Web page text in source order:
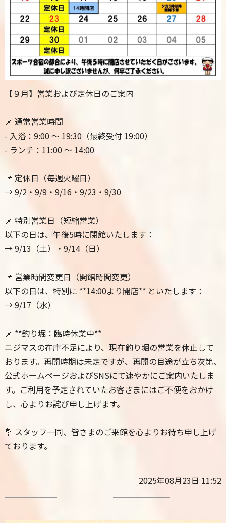
【９月】営業および定休日のご案内
📌 通常営業時間
- 入浴：9:00 ～ 19:30（最終受付 19:00）
- ランチ：11:00 ～ 14:00
📌 定休日（毎週火曜日）
→ 9/2・9/9・9/16・9/23・9/30
📌 特別営業日（短縮営業）
以下の日は、午後5時に閉館いたします：
→ 9/13（土）・9/14（日）
📌 営業時間変更日（開館時間変更）
以下の日は、特別に **14:00より開店** といたします：
→ 9/17（水）
📌 **釣り堀：臨時休業中**
ニジマスの在庫不足により、現在釣り堀の営業を休止して
おります。再開時期は未定ですが、再開の目途が立ち次第、
公式ホームページおよびSNSにて速やかにご案内いたしま
す。ご利用を予定されていたお客さまにはご不便をおかけ
し、心よりお詫び申し上げます。
💐 スタッフ一同、皆さまのご来館を心よりお待ち申し上げ
ております。
2025年08月23日 11:52